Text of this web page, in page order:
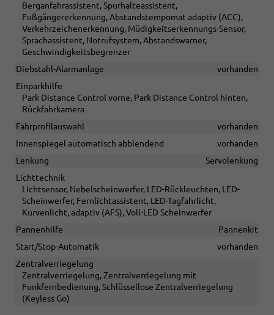
Berganfahrassistent, Spurhalteassistent,
Fußgängererkennung, Abstandstempomat adaptiv (ACC),
Verkehrzeichenerkennung, Müdigkeitserkennungs-Sensor,
Sprachassistent, Notrufsystem, Abstandswarner,
Geschwindigkeitsbegrenzer
Diebstahl-Alarmanlage
vorhanden
Einparkhilfe
Park Distance Control vorne, Park Distance Control hinten,
Rückfahrkamera
Fahrprofilauswahl
vorhanden
Innenspiegel automatisch abblendend
vorhanden
Lenkung
Servolenkung
Lichttechnik
Lichtsensor, Nebelscheinwerfer, LED-Rückleuchten, LED-
Scheinwerfer, Fernlichtassistent, LED-Tagfahrlicht,
Kurvenlicht, adaptiv (AFS), Voll-LED Scheinwerfer
Pannenhilfe
Pannenkit
Start/Stop-Automatik
vorhanden
Zentralverriegelung
Zentralverriegelung, Zentralverriegelung mit
Funkfernbedienung, Schlüssellose Zentralverriegelung
(Keyless Go)